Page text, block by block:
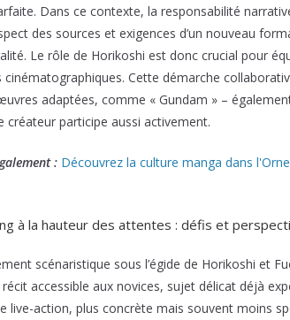
Dans ce contexte, la responsabilité
des sources et exigences d’un nouveau
Le rôle de Horikoshi est donc crucial pour
Cette démarche
adaptées, comme « Gundam » –
créateur participe aussi activement.
: Découvrez la culture manga dans
à la hauteur des attentes : défis et
scénaristique sous l’égide de Horikoshi et
accessible aux novices, sujet délicat déjà
live-action, plus concrète mais souvent moins